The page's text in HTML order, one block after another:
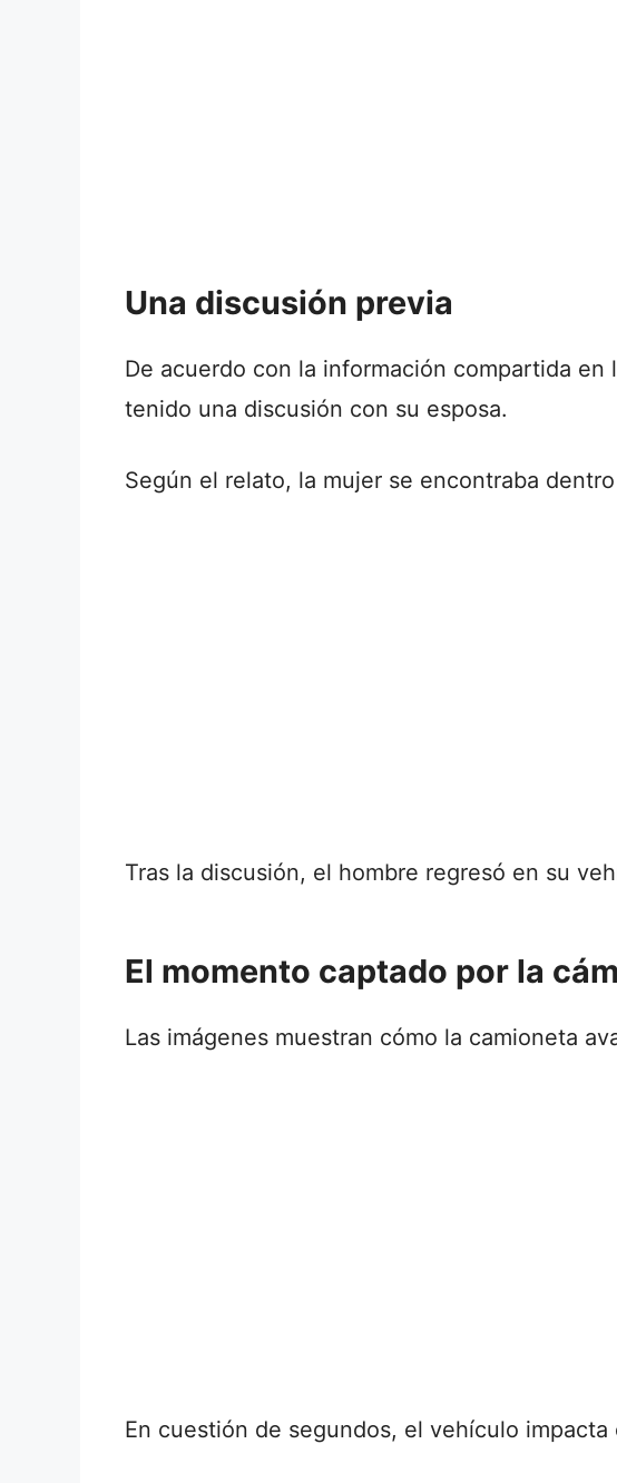
Una discusión previa
De acuerdo con la información compartida
tenido una discusión con su esposa.
Según el relato, la mujer se encontraba
Tras la discusión, el hombre regresó en su
El momento captado por la
Las imágenes muestran cómo la camioneta
En cuestión de segundos, el vehículo